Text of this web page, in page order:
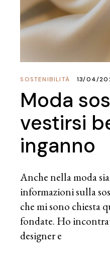
SOSTENIBILITÀ 13/04/
Moda
vestirsi
inganno
Anche nella moda
informazioni sulla
che mi sono chiesta
fondate. Ho
designer e